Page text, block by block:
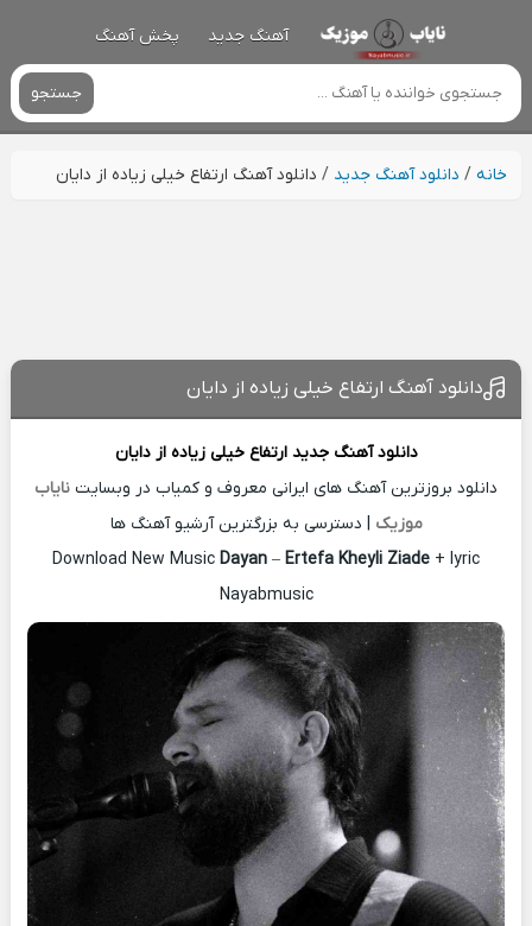
آهنگ جدید پخش آهنگ
جستجو
خانه/ دانلود آهنگ جدید / دانلود آهنگ ارتفاع خیلی زیاده از دایان
دانلود آهنگ ارتفاع خیلی زیاده از دایان
دانلود آهنگ جدید ارتفاع خیلی زیاده ازدایان
دانلود بروزترین آهنگ های ایرانی معروف و کمیاب در وبسایت نایاب
موزیک | دسترسی به بزرگترین آرشیو آهنگ ها
Download New Music Dayan – Ertefa Kheyli Ziade + lyric
Nayabmusic